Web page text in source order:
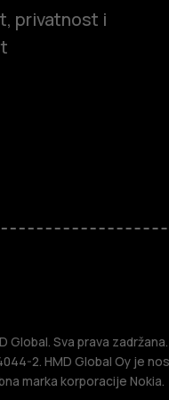
privatnost i
Global. Sva prava
2. HMD Global Oy je
marka korporacije Nokia.